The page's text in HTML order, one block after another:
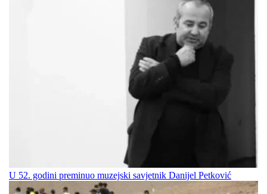
U 52. godini preminuo muzejski savjetnik Danijel Petković